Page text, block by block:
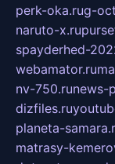
perk-oka.rug-
naruto-x.ru
spayderhed-
webamator.ru
nv-750.runews-
dizfiles.ru
planeta-
matrasy-